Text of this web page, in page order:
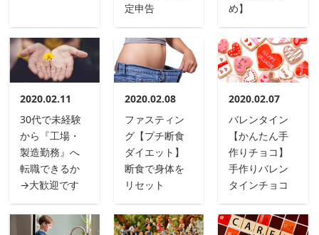
定申告
め】
2020.02.11
30代で未経験
から『工場・
製造勤務』へ
転職できるか
→大歓迎です
2020.02.08
ファスティン
グ【プチ断食
ダイエット】
断食で身体を
リセット
2020.02.07
バレンタイン
【かんたん手
作りチョコ】
手作りバレン
タインチョコ